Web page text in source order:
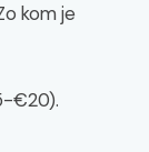
kom je
€20).